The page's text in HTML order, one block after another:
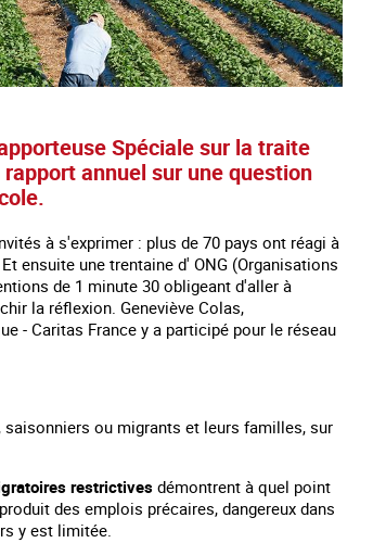
Spéciale sur la traite
annuel sur une question
à s'exprimer : plus de 70 pays ont réagi à
ensuite une trentaine d' ONG (Organisations
de 1 minute 30 obligeant d'aller à
la réflexion. Geneviève Colas,
- Caritas France y a participé pour le réseau
ou migrants et leurs familles, sur
restrictivesdémontrent à quel point
des emplois précaires, dangereux dans
y est limitée.